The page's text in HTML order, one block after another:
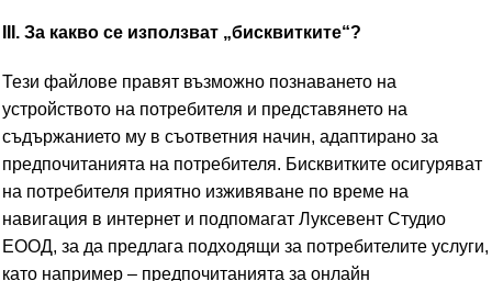
III. За какво се използват „бисквитките“?
Тези файлове правят възможно познаването на
устройството на потребителя и представянето на
съдържанието му в съответния начин, адаптирано за
предпочитанията на потребителя. Бисквитките осигуряват
на потребителя приятно изживяване по време на
навигация в интернет и подпомагат Луксевент Студио
ЕООД, за да предлага подходящи за потребителите услуги,
като например – предпочитанията за онлайн